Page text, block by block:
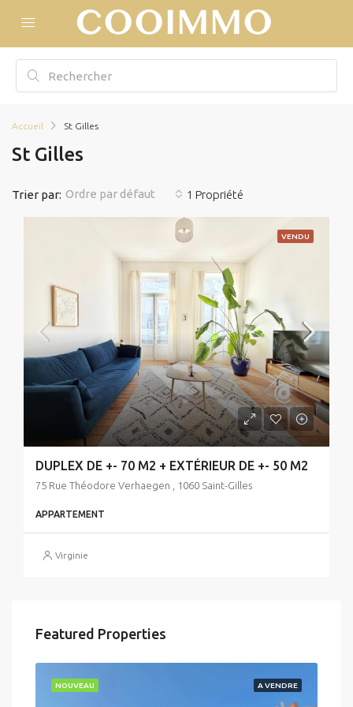
Accueil St Gilles
St Gilles
1 Propriété
Trier par: Ordre par défaut
VENDU
DUPLEX DE +- 70 M2 + EXTÉRIEUR DE +- 50 M2
75 Rue Théodore Verhaegen , 1060 Saint-Gilles
APPARTEMENT
Virginie
Featured Properties
A VENDRE
NOUVEAU